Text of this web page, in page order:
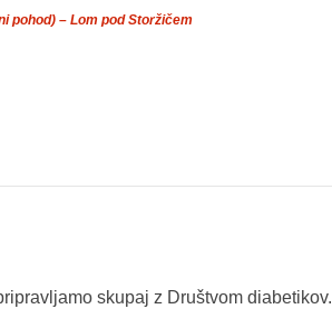
pohod) – Lom pod Storžičem
skupaj z Društvom diabetikov.